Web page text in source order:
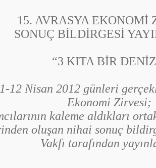
15. AVRASYA EKONOMİ
SONUÇ BİLDİRGESİ
“3 KITA BİR
12 Nisan 2012 günleri
Ekonomi Zirvesi;
kaleme aldıkları
oluşan nihai sonuç
Vakfı tarafından